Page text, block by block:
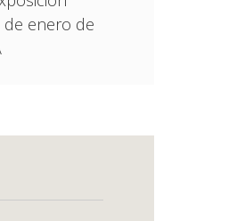
de enero de